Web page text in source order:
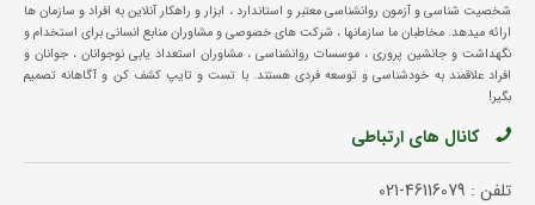
شخصیت شناسی و آزمون روانشناسی معتبر و استاندارد ، ابزار و راهکار آنلاین به افراد و سازمان ها
ارائه میدهد. مخاطبان ما سازمانها ، شرکت های خصوصی و مشاوران منابع انسانی برای استخدام و
نگهداشت و جانشین پروری ، موسسات روانشناسی ، مشاوران استعداد یابی نوجوانان ، جوانان و
افراد علاقمند به خودشناسی و توسعه فردی هستند. با تست و تایپ کشف کن و آگاهانه تصمیم
بگیر!
کانال های ارتباطی
تلفن : 021-46116079